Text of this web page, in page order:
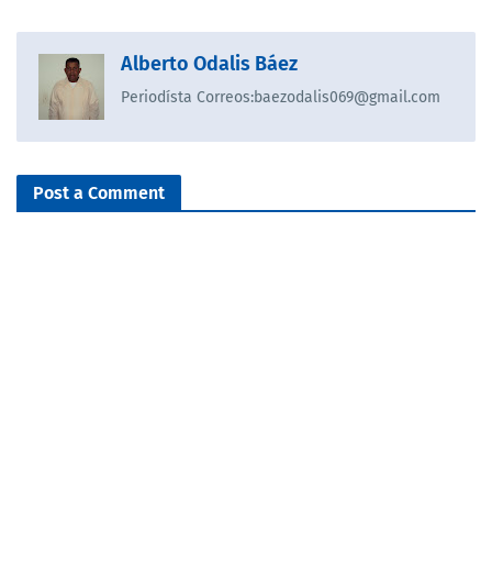
Alberto Odalis Báez
Periodísta Correos:baezodalis069@gmail.com
Post a Comment